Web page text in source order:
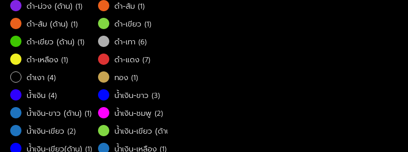
ดำ-ม่วง (ด้าน) (1) ดำ-ส้ม (1)
ดำ-ส้ม (ด้าน) (1) ดำ-เขียว (1)
ดำ-เขียว (ด้าน) (1) ดำ-เทา (6)
ดำ-เหลือง (1) ดำ-แดง (7)
ดำเงา (4) ทอง (1)
น้ำเงิน (4) น้ำเงิน-ขาว (3)
น้ำเงิน-ขาว (ด้าน) (1) น้ำเงิน-ชมพู (2)
น้ำเงิน-เขียว (2) น้ำเงิน-เขียว (ด้าน)
น้ำเงิน-เขียว(ด้าน) (1) น้ำเงิน-เหลือง (1)